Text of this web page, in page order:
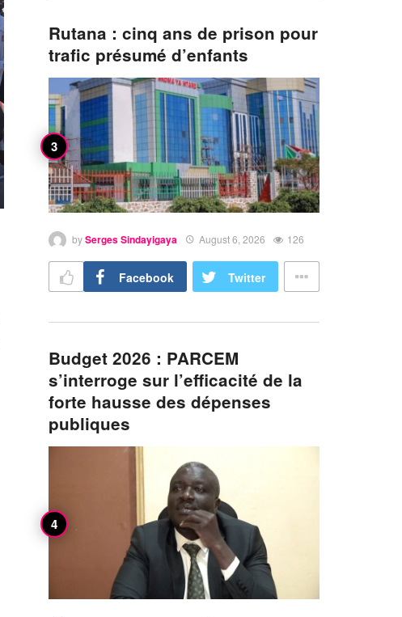
Rutana : cinq ans de prison pour
trafic présumé d’enfants
bySerges Sindayigaya August 6, 2026 126
Facebook Twitter
Budget 2026 : PARCEM
s’interroge sur l’efficacité de la
forte hausse des dépenses
publiques